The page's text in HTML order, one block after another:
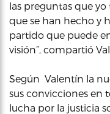
las preguntas que
que se han hecho y
partido que puede
visión”, compartió
Según Valentín la
sus convicciones en
lucha por la justicia